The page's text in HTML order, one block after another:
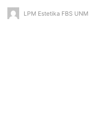
LPM Estetika FBS UNM